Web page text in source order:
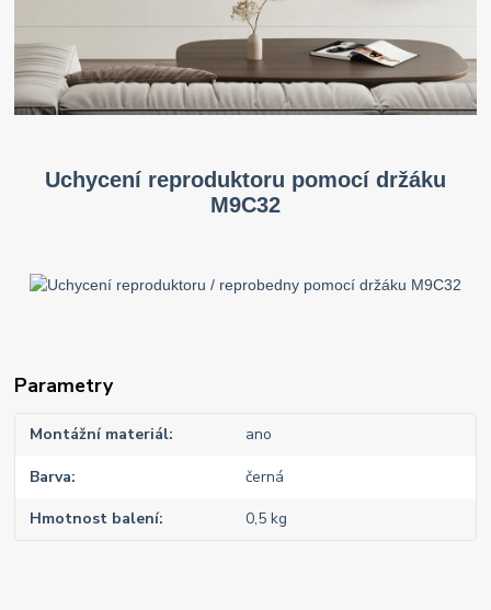
Uchycení reproduktoru pomocí držáku
M9C32
Parametry
Montážní materiál ano
Barva černá
Hmotnost balení 0,5 kg